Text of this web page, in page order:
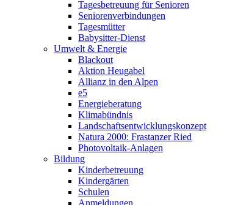
Tagesbetreuung für Senioren
Seniorenverbindungen
Tagesmütter
Babysitter-Dienst
Umwelt & Energie
Blackout
Aktion Heugabel
Allianz in den Alpen
e5
Energieberatung
Klimabündnis
Landschaftsentwicklungskonzept
Natura 2000: Frastanzer Ried
Photovoltaik-Anlagen
Bildung
Kinderbetreuung
Kindergärten
Schulen
Anmeldungen